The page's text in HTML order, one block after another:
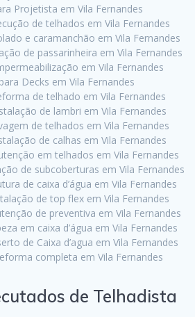
Projetista em Vila Fernandes
de telhados em Vila Fernandes
e caramanchão em Vila Fernandes
de passarinheira em Vila Fernandes
em Vila Fernandes
Decks em Vila Fernandes
de telhado em Vila Fernandes
de lambri em Vila Fernandes
de telhados em Vila Fernandes
de calhas em Vila Fernandes
em telhados em Vila Fernandes
de subcoberturas em Vila Fernandes
de caixa d’água em Vila Fernandes
de top flex em Vila Fernandes
de preventiva em Vila Fernandes
em caixa d’água em Vila Fernandes
de Caixa d’agua em Vila Fernandes
completa em Vila Fernandes
de Telhadista